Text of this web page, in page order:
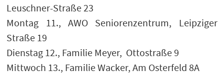
Leuschner-Straße 23
Montag 11., AWO Seniorenzentrum, Leipziger
Straße 19
Dienstag 12., Familie Meyer, Ottostraße 9
Mittwoch 13., Familie Wacker, Am Osterfeld 8A